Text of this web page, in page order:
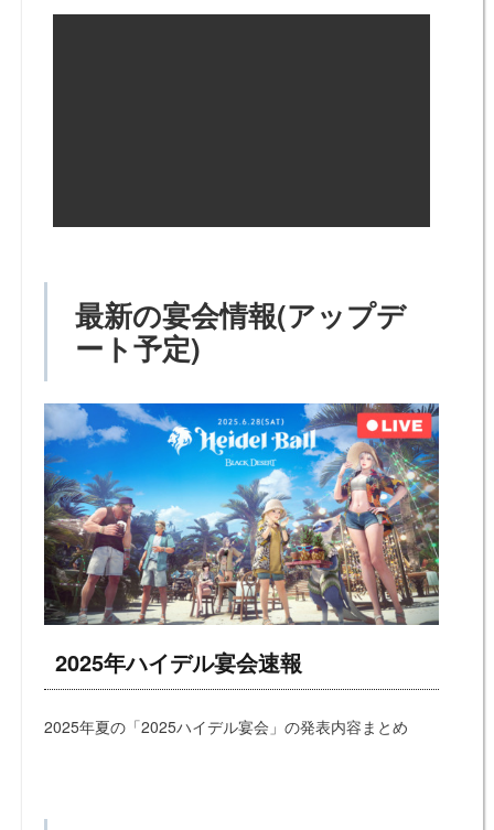
最新の宴会情報(アップデ
ート予定)
2025年ハイデル宴会速報
2025年夏の「2025ハイデル宴会」の発表内容まとめ